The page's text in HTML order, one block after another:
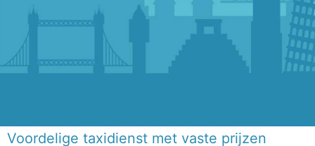
Voordelige taxidienst met vaste prijzen